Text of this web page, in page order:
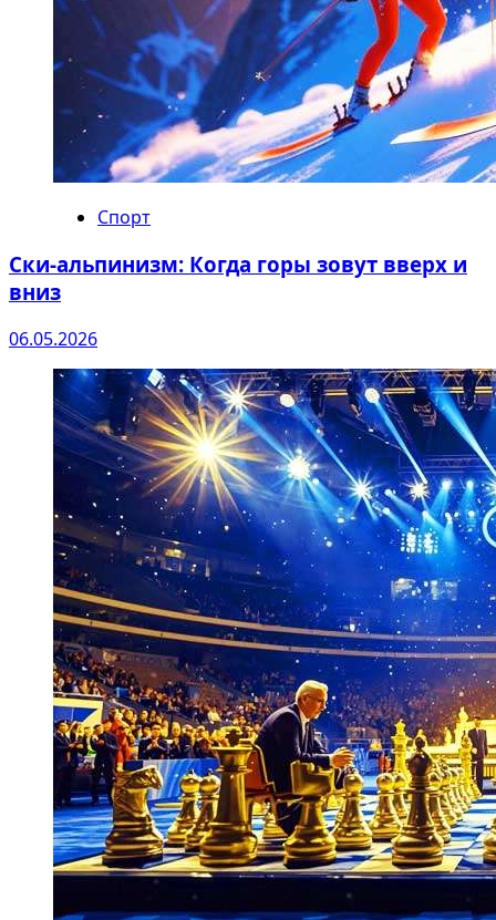
Спорт
Ски-альпинизм: Когда горы зовут вверх и
вниз
06.05.2026